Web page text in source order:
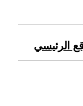
الرئيسي